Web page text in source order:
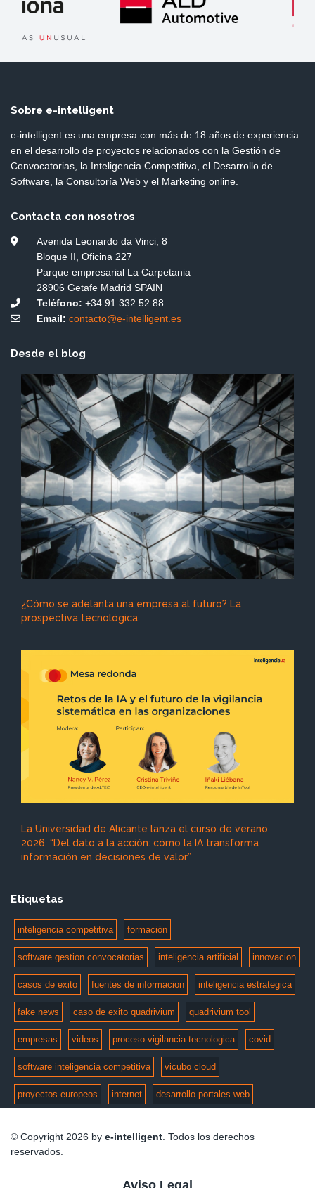
Sobre e-intelligent
e-intelligent es una empresa con más de 18 años de experiencia
en el desarrollo de proyectos relacionados con la Gestión de
Convocatorias, la Inteligencia Competitiva, el Desarrollo de
Software, la Consultoría Web y el Marketing online.
Contacta con nosotros
Avenida Leonardo da Vinci, 8
Bloque II, Oficina 227
Parque empresarial La Carpetania
28906 Getafe Madrid SPAIN
Teléfono: +34 91 332 52 88
Email: contacto@e-intelligent.es
Desde el blog
¿Cómo se adelanta una empresa al futuro? La
prospectiva tecnológica
La Universidad de Alicante lanza el curso de verano
2026: “Del dato a la acción: cómo la IA transforma
información en decisiones de valor”
Etiquetas
inteligencia competitiva formación
software gestion convocatorias inteligencia artificial innovacion
casos de exito fuentes de informacion inteligencia estrategica
fake news caso de exito quadrivium quadrivium tool
empresas videos proceso vigilancia tecnologica covid
software inteligencia competitiva vicubo cloud
proyectos europeos internet desarrollo portales web
© Copyright 2026 by e-intelligent. Todos los derechos
reservados.